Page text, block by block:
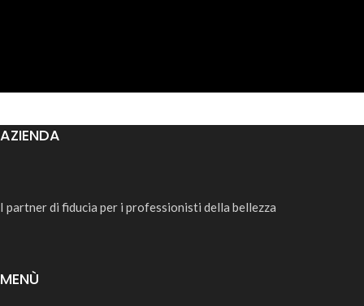
AZIENDA
I partner di fiducia per i professionisti della bellezza
MENÙ